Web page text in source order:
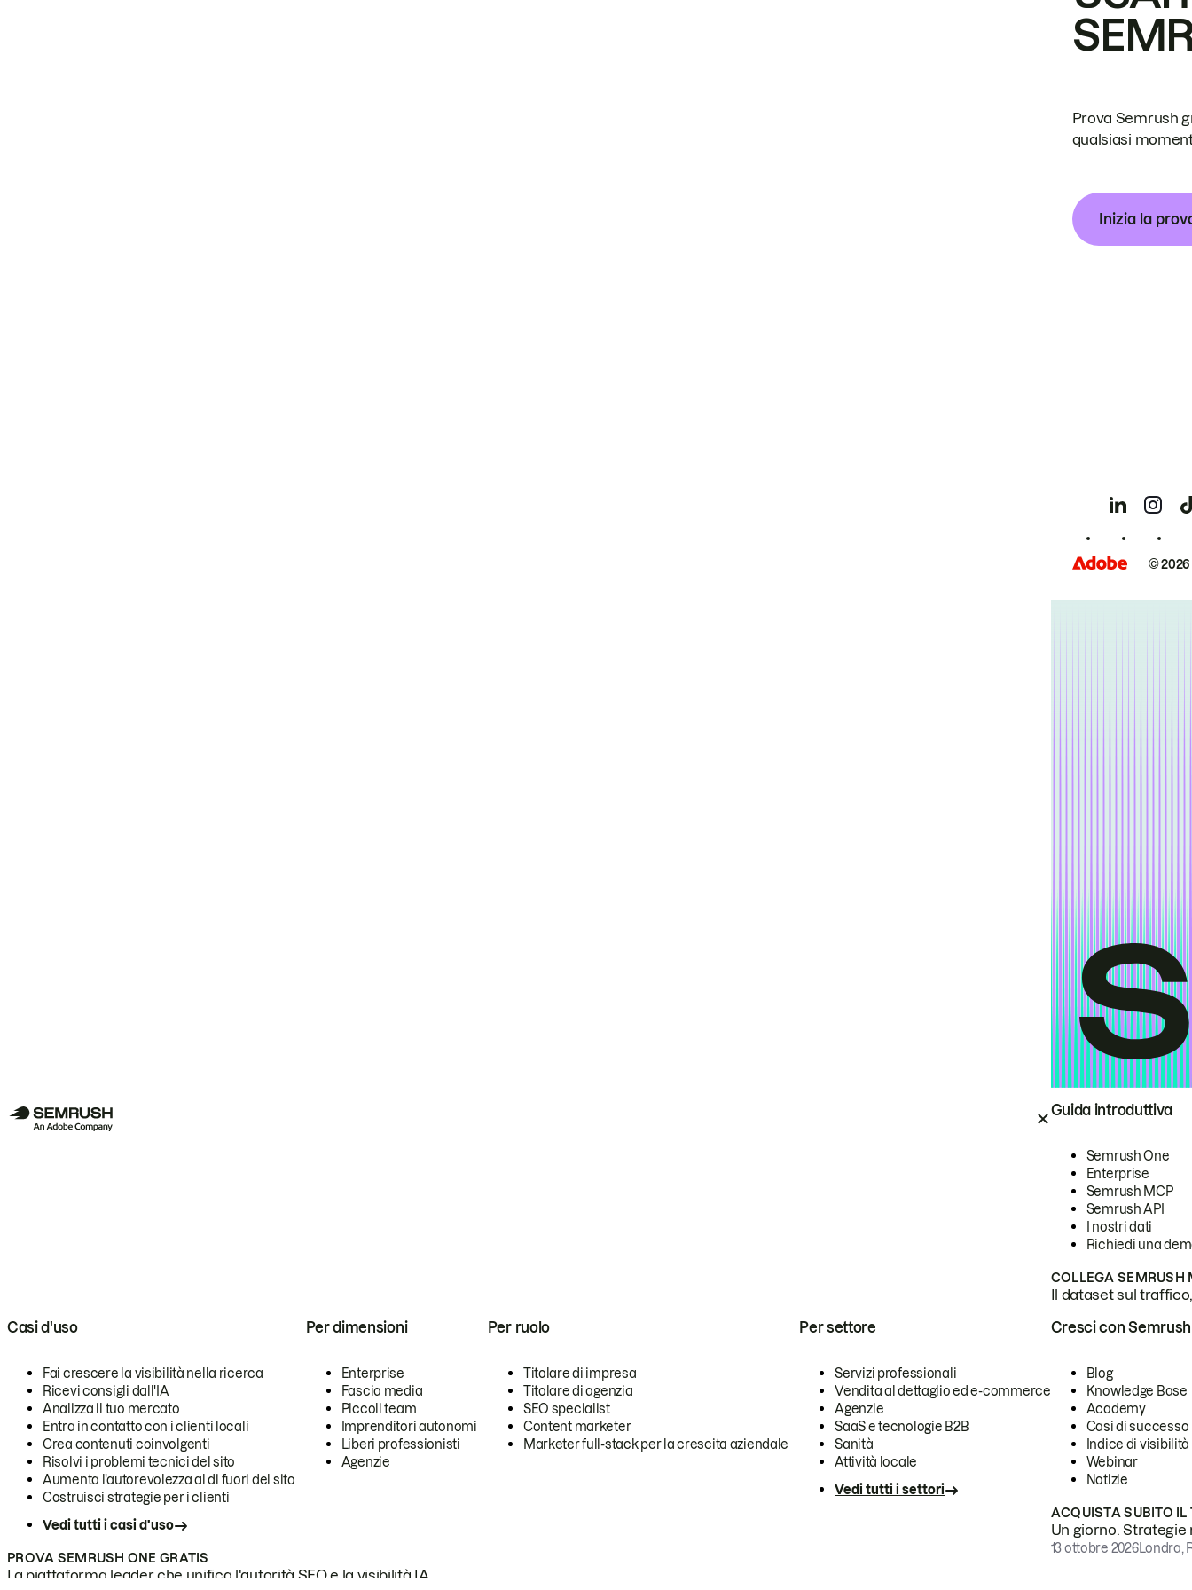
Guida introduttiva
Semrush One
Enterprise
Semrush MCP
Semrush API
I nostri dati
Richiedi una
COLLEGA SEMRUSH
Il dataset sul
Casi d'uso
Fai crescere la visibilità nella ricerca
Ricevi consigli dall'IA
Analizza il tuo mercato
Entra in contatto con i clienti locali
Crea contenuti coinvolgenti
Risolvi i problemi tecnici del sito
Aumenta l'autorevolezza al di fuori del sito
Costruisci strategie per i clienti
Vedi tutti i casi d'uso
Per dimensioni
Enterprise
Fascia media
Piccoli team
Imprenditori autonomi
Liberi professionisti
Agenzie
Per ruolo
Titolare di impresa
Titolare di agenzia
SEO specialist
Content marketer
Marketer full-stack per la crescita aziendale
Per settore
Servizi professionali
Vendita al dettaglio ed e-commerce
Agenzie
SaaS e tecnologie B2B
Sanità
Attività locale
Vedi tutti i settori
PROVA SEMRUSH ONE GRATIS
La piattaforma leader che unifica l'autorità SEO e la visibilità IA.
Cresci con Semrush
Blog
Knowledge Base
Academy
Casi di successo
Indice di visibilità
Webinar
Notizie
ACQUISTA SUBITO IL
Un giorno.
13 ottobre 2026Londra,
Prova Semrush
qualsiasi
Inizia la
©